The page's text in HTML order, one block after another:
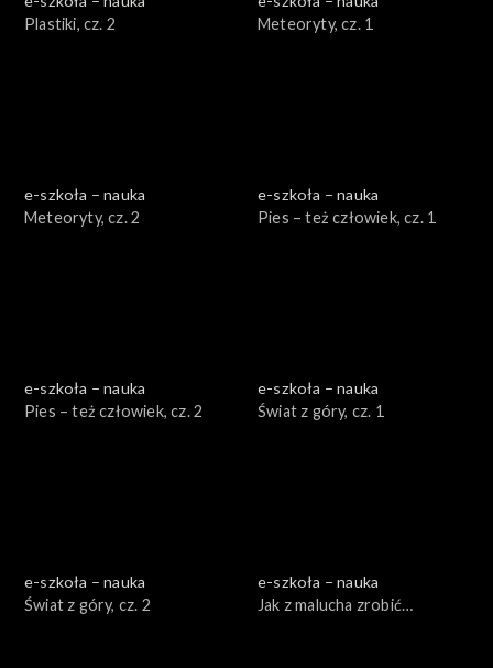
Plastiki, cz. 2
Meteoryty, cz. 1
e-szkoła – nauka
Meteoryty, cz. 2
e-szkoła – nauka
Pies – też człowiek, cz. 1
e-szkoła – nauka
Pies – też człowiek, cz. 2
e-szkoła – nauka
Świat z góry, cz. 1
e-szkoła – nauka
Świat z góry, cz. 2
e-szkoła – nauka
Jak z malucha zrobić